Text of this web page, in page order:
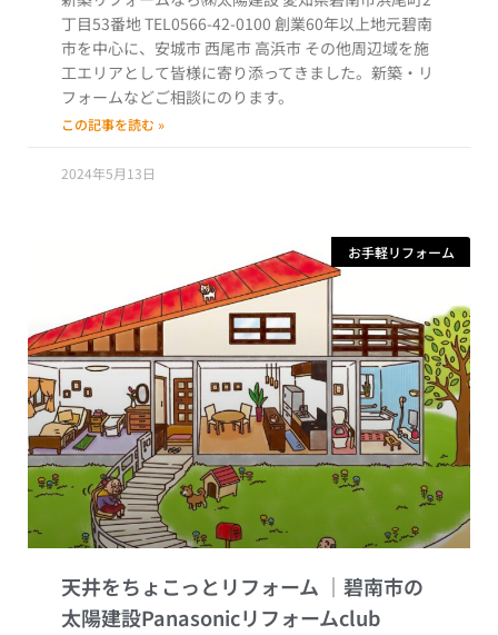
丁目53番地 TEL0566-42-0100 創業60年以上地元碧南
市を中心に、安城市 西尾市 高浜市 その他周辺域を施
工エリアとして皆様に寄り添ってきました。新築・リ
フォームなどご相談にのります。
この記事を読む »
2024年5月13日
お手軽リフォーム
天井をちょこっとリフォーム